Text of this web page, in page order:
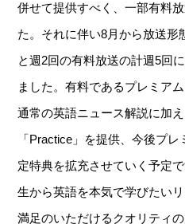
併せて提供すべく、一部有料
た。それに伴い8月から放送形
と週2回の有料放送の計週5回
ました。有料であるプレミア
通常の英語ニュース解説に加
「Practice」を提供、今後プ
定特典を拡充させていく予定
生から英語を本気で学びたい
満足のいただけるクオリティ